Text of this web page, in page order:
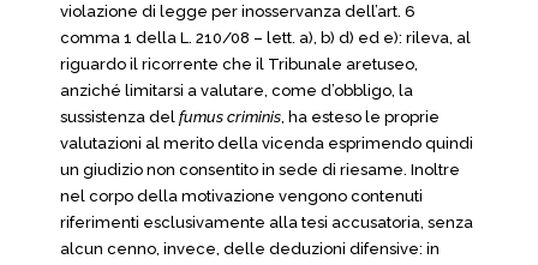
violazione di legge per inosservanza dell’art. 6
comma 1 della L. 210/08 – lett. a), b) d) ed e): rileva, al
riguardo il ricorrente che il Tribunale aretuseo,
anziché limitarsi a valutare, come d’obbligo, la
sussistenza del fumus criminis, ha esteso le proprie
valutazioni al merito della vicenda esprimendo quindi
un giudizio non consentito in sede di riesame. Inoltre
nel corpo della motivazione vengono contenuti
riferimenti esclusivamente alla tesi accusatoria, senza
alcun cenno, invece, delle deduzioni difensive: in